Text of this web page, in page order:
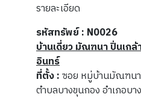
รายละเอียด
รหัสทรัพย์ : N0026
บ้านเดี่ยว มัณฑนา ปิ่นเก
อินทร์
ที่ตั้ง :ซอย หมู่บ้านมัณฑน
ตำบลบางขุนกอง อำเภอบ